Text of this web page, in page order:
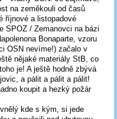
na zeměkouli od časů
říjnové a listopadové
SPOZ / Zemanovci na bázi
Bonaparte, vzoru
OSN nevíme!) začalo v
nějaké materiály StB, co
je! A ještě hodně zbývá
a pálit a pálit a pálit!
koupit a hezký požár
kde s kým, si jede